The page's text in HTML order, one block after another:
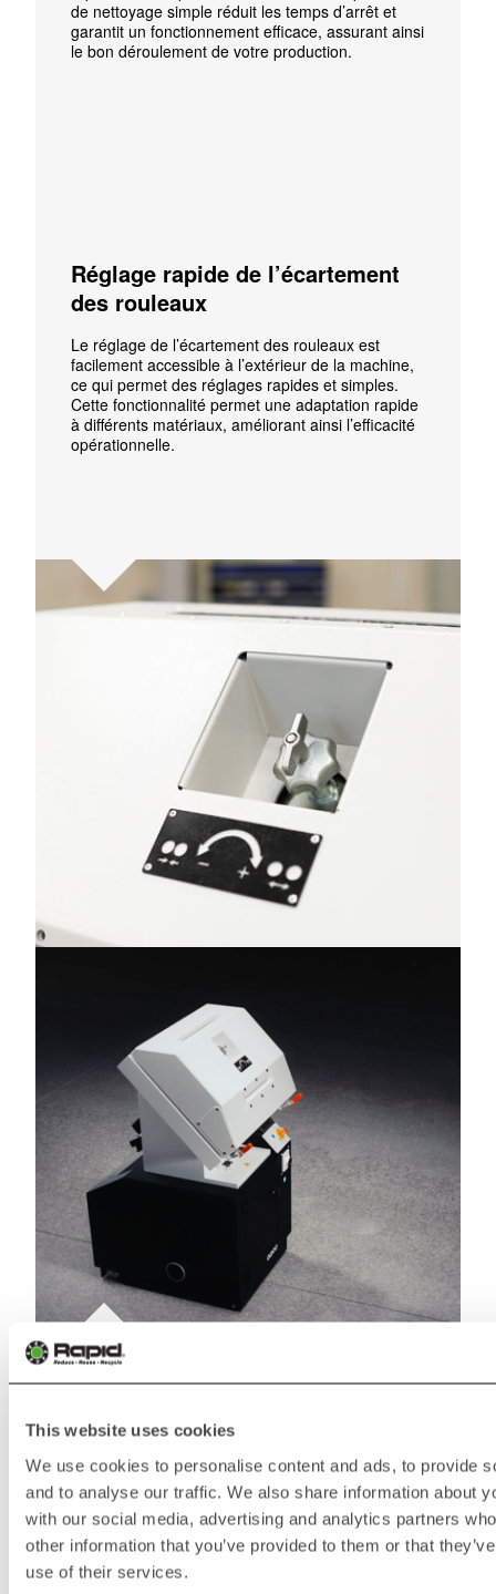
This website uses cookies
We use cookies to personalise content and ads, to provide
and to analyse our traffic. We also share information about
with our social media, advertising and analytics partners
other information that you’ve provided to them or that
use of their services.
de nettoyage simple réduit les temps d’arrêt et
garantit un fonctionnement efficace, assurant ainsi
le bon déroulement de votre production.
Réglage rapide de l’écartement
des rouleaux
Le réglage de l’écartement des rouleaux est
facilement accessible à l’extérieur de la machine,
ce qui permet des réglages rapides et simples.
Cette fonctionnalité permet une adaptation rapide
à différents matériaux, améliorant ainsi l’efficacité
opérationnelle.
Conception compacte
La conception compacte du système à rouleaux
RFE lui permet de s’intégrer parfaitement à votre
ligne de production sans occuper d’espace inutile.
Cette conception efficace contribue à maintenir un
flux de travail fluide tout en gardant votre espace